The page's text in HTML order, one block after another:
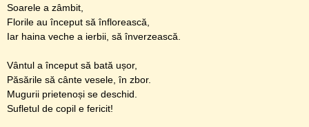
Soarele a zâmbit,
Florile au început să înflorească,
Iar haina veche a ierbii, să înverzească.
Vântul a început să bată ușor,
Păsările să cânte vesele, în zbor.
Mugurii prietenoși se deschid.
Sufletul de copil e fericit!